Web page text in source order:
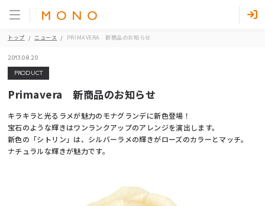
トップ ニュース PRIMAVERA 新商品のお知らせ
2013.08.20
PRODUCT
Primavera 新商品のお知らせ
キラキラと光るラメが魅力のモナグランデに新色登場！
宝石のような輝きはワンランクアップのアレンジを演出します。
新色の「シトリン」は、シルバーラメの輝きがローズのカラーとマッチ。
ナチュラルな輝きが魅力です。